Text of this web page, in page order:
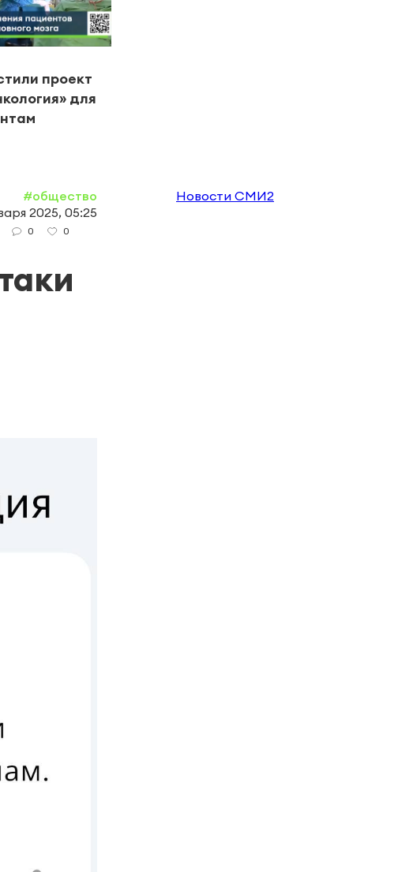
проект
для
#общество
2025, 05:25
0 0
Новости СМИ2